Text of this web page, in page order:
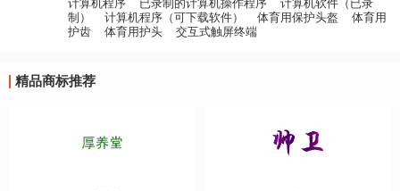
计算机程序
已录制的计算机操作程序
计算机软件（已录
制）
计算机程序（可下载软件） 体育用保护头盔
体育用
护齿
体育用护头 交互式触屏终端
精品商标推荐